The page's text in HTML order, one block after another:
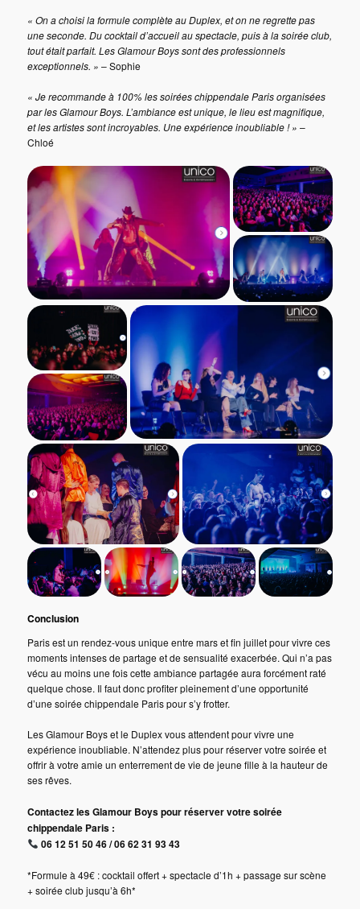
« On a choisi la formule complète au Duplex, et on ne regrette pas
une seconde. Du cocktail d’accueil au spectacle, puis à la soirée club,
tout était parfait. Les Glamour Boys sont des professionnels
exceptionnels. » – Sophie
« Je recommande à 100% les soirées chippendale Paris organisées
par les Glamour Boys. L’ambiance est unique, le lieu est magnifique,
et les artistes sont incroyables. Une expérience inoubliable ! » –
Chloé
Conclusion
Paris est un rendez-vous unique entre mars et fin juillet pour vivre ces
moments intenses de partage et de sensualité exacerbée. Qui n’a pas
vécu au moins une fois cette ambiance partagée aura forcément raté
quelque chose. Il faut donc profiter pleinement d’une opportunité
d’une soirée chippendale Paris pour s’y frotter.
Les Glamour Boys et le Duplex vous attendent pour vivre une
expérience inoubliable. N’attendez plus pour réserver votre soirée et
offrir à votre amie un enterrement de vie de jeune fille à la hauteur de
ses rêves.
Contactez les Glamour Boys pour réserver votre soirée
chippendale Paris :
06 12 51 50 46 / 06 62 31 93 43
*Formule à 49€ : cocktail offert + spectacle d’1h + passage sur scène
+ soirée club jusqu’à 6h*